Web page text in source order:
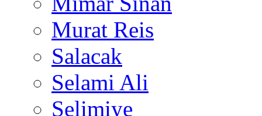
Murat Reis
Salacak
Selami Ali
Selimiye